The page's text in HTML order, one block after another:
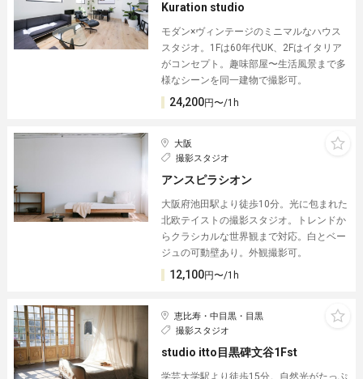
Kuration studio
モダン×ヴィンテージのミニマルなハウス
スタジオ。1Fは60年代UK、2Fはイタリア
がコンセプト。趣味部屋〜生活風景まで多
様なシーンを同一建物で撮影可。
24,200円〜/1h
大阪
撮影スタジオ
アンスピラシオン
大阪府池田駅より徒歩10分。光に包まれた
北欧テイストの撮影スタジオ。トレンドか
らクラシカルな世界観まで対応。白とベー
ジュの可動壁あり。外観撮影可。
12,100円〜/1h
恵比寿・中目黒・目黒
撮影スタジオ
studio itto目黒碑文谷1Fst
学芸大学駅より徒歩15分。自然光がたっぷ